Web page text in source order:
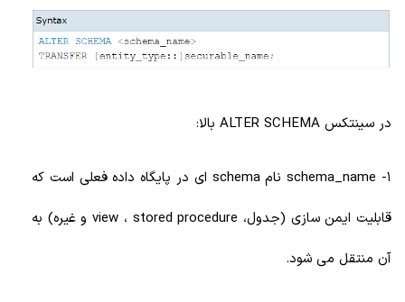
در سینتکس ALTER SCHEMA بالا:
1- schema_name نام schema ای در پایگاه داده فعلی است که
قابلیت ایمن سازی (جدول، view ، stored procedure و غیره) به
آن منتقل می شود.